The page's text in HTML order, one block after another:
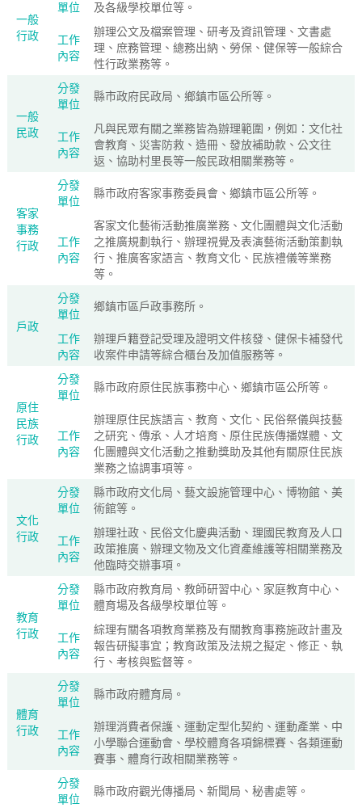
一般
行政
單位
及各級學校單位等。
工作
內容
辦理公文及檔案管理、研考及資訊管理、文書處
理、庶務管理、總務出納、勞保、健保等一般綜合
性行政業務等。
一般
民政
分發
單位
縣市政府民政局、鄉鎮市區公所等。
工作
內容
凡與民眾有關之業務皆為辦理範圍，例如：文化社
會教育、災害防救、造冊、發放補助款、公文往
返、協助村里長等一般民政相關業務等。
客家
事務
行政
分發
單位
縣市政府客家事務委員會、鄉鎮市區公所等。
工作
內容
客家文化藝術活動推廣業務、文化團體與文化活動
之推廣規劃執行、辦理視覺及表演藝術活動策劃執
行、推廣客家語言、教育文化、民族禮儀等業務
等。
戶政
分發
單位
鄉鎮市區戶政事務所。
工作
內容
辦理戶籍登記受理及證明文件核發、健保卡補發代
收案件申請等綜合櫃台及加值服務等。
原住
民族
行政
分發
單位
縣市政府原住民族事務中心、鄉鎮市區公所等。
工作
內容
辦理原住民族語言、教育、文化、民俗祭儀與技藝
之研究、傳承、人才培育、原住民族傳播媒體、文
化團體與文化活動之推動獎助及其他有關原住民族
業務之協調事項等。
文化
行政
分發
單位
縣市政府文化局、藝文設施管理中心、博物館、美
術館等。
工作
內容
辦理社政、民俗文化慶典活動、理國民教育及人口
政策推廣、辦理文物及文化資產維護等相關業務及
他臨時交辦事項。
教育
行政
分發
單位
縣市政府教育局、教師研習中心、家庭教育中心、
體育場及各級學校單位等。
工作
內容
綜理有關各項教育業務及有關教育事務施政計畫及
報告研擬事宜；教育政策及法規之擬定、修正、執
行、考核與監督等。
體育
行政
分發
單位
縣市政府體育局。
工作
內容
辦理消費者保護、運動定型化契約、運動產業、中
小學聯合運動會、學校體育各項錦標賽、各類運動
賽事、體育行政相關業務等。
分發
單位
縣市政府觀光傳播局、新聞局、秘書處等。